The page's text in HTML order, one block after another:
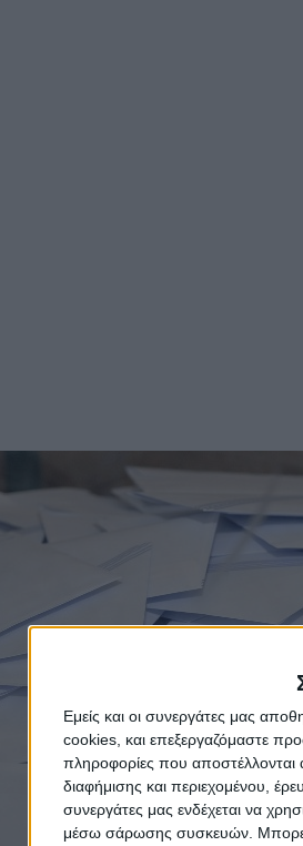
Εμείς και οι συνεργάτες μας
cookies, και επεξεργαζόμαστε
πληροφορίες που αποστέλλονται
διαφήμισης και περιεχομένου,
συνεργάτες μας ενδέχεται να
μέσω σάρωσης συσκευών.